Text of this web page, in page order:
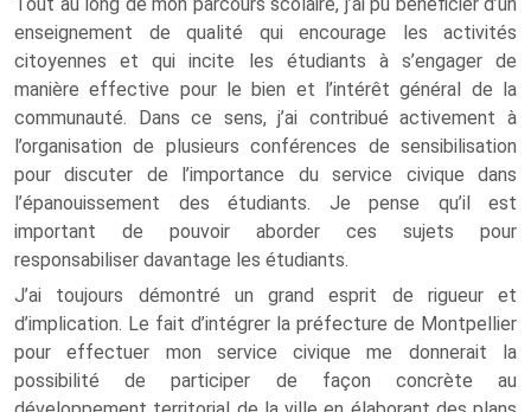
enseignement de qualité qui encourage les activités
citoyennes et qui incite les étudiants à s’engager de
manière effective pour le bien et l’intérêt général de la
communauté. Dans ce sens, j’ai contribué activement à
l’organisation de plusieurs conférences de sensibilisation
pour discuter de l’importance du service civique dans
l’épanouissement des étudiants. Je pense qu’il est
important de pouvoir aborder ces sujets pour
responsabiliser davantage les étudiants.
J’ai toujours démontré un grand esprit de rigueur et
d’implication. Le fait d’intégrer la préfecture de Montpellier
pour effectuer mon service civique me donnerait la
possibilité de participer de façon concrète au